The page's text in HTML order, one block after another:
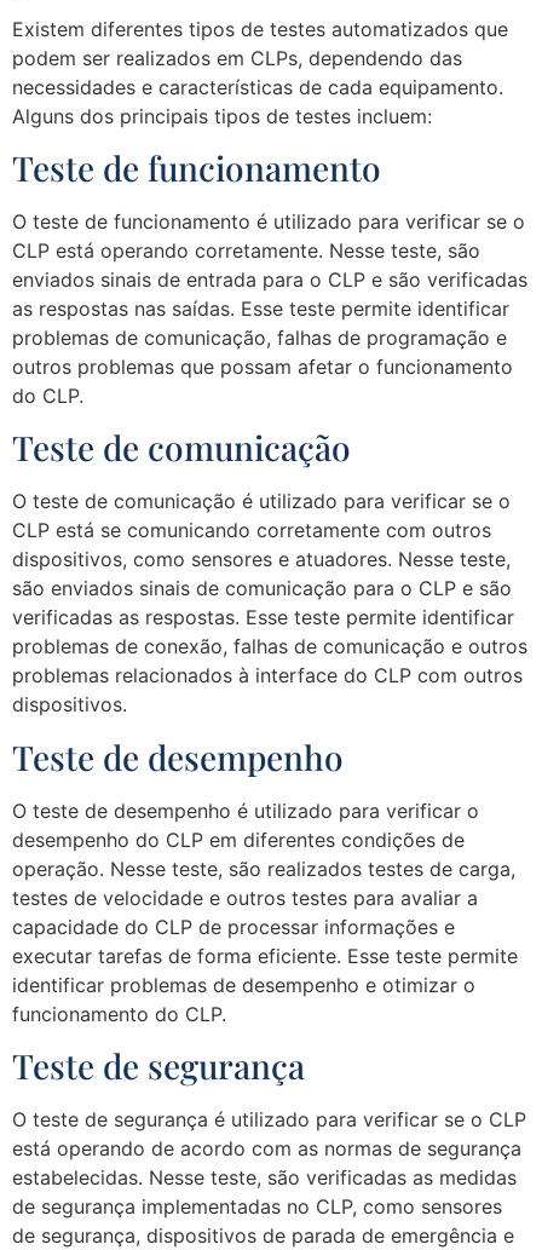
Existem diferentes tipos de testes automatizados que
podem ser realizados em CLPs, dependendo das
necessidades e características de cada equipamento.
Alguns dos principais tipos de testes incluem:
Teste de funcionamento
O teste de funcionamento é utilizado para verificar se o
CLP está operando corretamente. Nesse teste, são
enviados sinais de entrada para o CLP e são verificadas
as respostas nas saídas. Esse teste permite identificar
problemas de comunicação, falhas de programação e
outros problemas que possam afetar o funcionamento
do CLP.
Teste de comunicação
O teste de comunicação é utilizado para verificar se o
CLP está se comunicando corretamente com outros
dispositivos, como sensores e atuadores. Nesse teste,
são enviados sinais de comunicação para o CLP e são
verificadas as respostas. Esse teste permite identificar
problemas de conexão, falhas de comunicação e outros
problemas relacionados à interface do CLP com outros
dispositivos.
Teste de desempenho
O teste de desempenho é utilizado para verificar o
desempenho do CLP em diferentes condições de
operação. Nesse teste, são realizados testes de carga,
testes de velocidade e outros testes para avaliar a
capacidade do CLP de processar informações e
executar tarefas de forma eficiente. Esse teste permite
identificar problemas de desempenho e otimizar o
funcionamento do CLP.
Teste de segurança
O teste de segurança é utilizado para verificar se o CLP
está operando de acordo com as normas de segurança
estabelecidas. Nesse teste, são verificadas as medidas
de segurança implementadas no CLP, como sensores
de segurança, dispositivos de parada de emergência e